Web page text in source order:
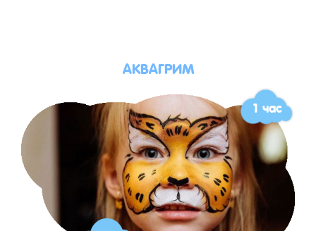
АКВАГРИМ
1 час